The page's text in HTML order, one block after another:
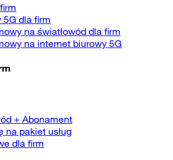
5G dla firm
na światłowód dla firm
na internet biurowy 5G
+ Abonament
na pakiet usług
dla firm